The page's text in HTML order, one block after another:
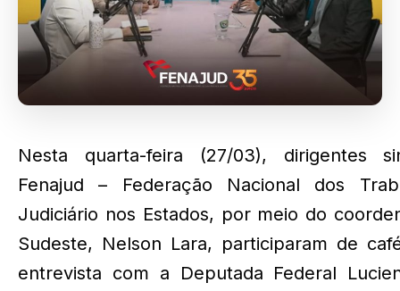
Nesta quarta-feira (27/03), dirigentes
Fenajud – Federação Nacional dos
Judiciário nos Estados, por meio do
Sudeste, Nelson Lara, participaram de
entrevista com a Deputada Federal